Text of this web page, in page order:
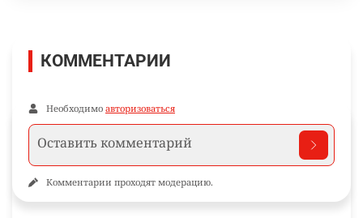
КОММЕНТАРИИ
Необходимо авторизоваться
Комментарии проходят модерацию.